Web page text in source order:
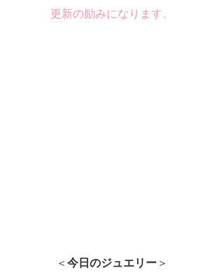
更新の励みになります。
＜ 今日のジュエリー ＞